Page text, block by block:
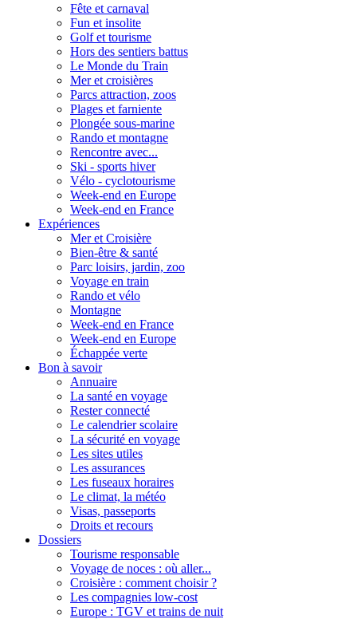
Fête et carnaval
Fun et insolite
Golf et tourisme
Hors des sentiers battus
Le Monde du Train
Mer et croisières
Parcs attraction, zoos
Plages et farniente
Plongée sous-marine
Rando et montagne
Rencontre avec...
Ski - sports hiver
Vélo - cyclotourisme
Week-end en Europe
Week-end en France
Expériences
Mer et Croisière
Bien-être & santé
Parc loisirs, jardin, zoo
Voyage en train
Rando et vélo
Montagne
Week-end en France
Week-end en Europe
Échappée verte
Bon à savoir
Annuaire
La santé en voyage
Rester connecté
Le calendrier scolaire
La sécurité en voyage
Les sites utiles
Les assurances
Les fuseaux horaires
Le climat, la météo
Visas, passeports
Droits et recours
Dossiers
Tourisme responsable
Voyage de noces : où aller...
Croisière : comment choisir ?
Les compagnies low-cost
Europe : TGV et trains de nuit